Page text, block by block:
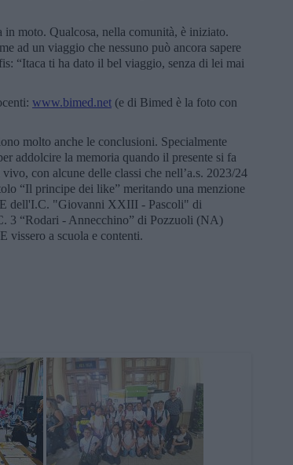
in moto. Qualcosa, nella comunità, è iniziato.
ad un viaggio che nessuno può ancora sapere
“Itaca ti ha dato il bel viaggio, senza di lei mai
www.bimed.net (e di Bimed è la foto con
molto anche le conclusioni. Specialmente
addolcire la memoria quando il presente si fa
con alcune delle classi che nell’a.s. 2023/24
“Il principe dei like” meritando una menzione
dell'I.C. "Giovanni XXIII - Pascoli" di
3 “Rodari - Annecchino” di Pozzuoli (NA)
vissero a scuola e contenti.